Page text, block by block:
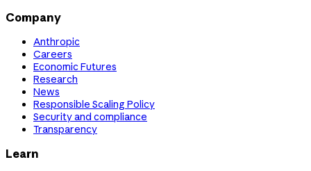
Company
Anthropic
Careers
Economic Futures
Research
News
Responsible Scaling Policy
Security and compliance
Transparency
Learn